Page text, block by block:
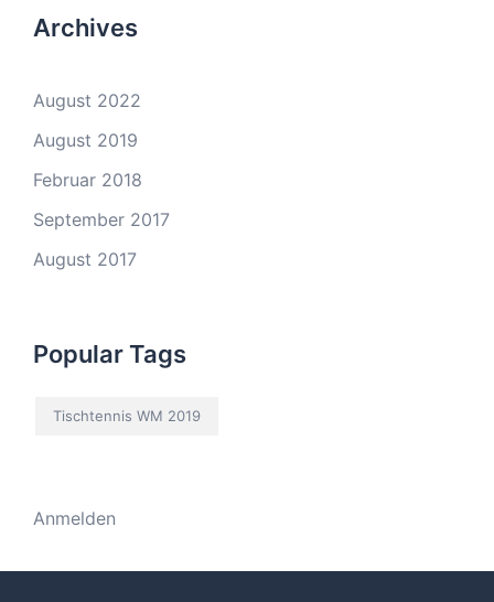
Archives
August 2022
August 2019
Februar 2018
September 2017
August 2017
Popular Tags
Tischtennis WM 2019
Anmelden